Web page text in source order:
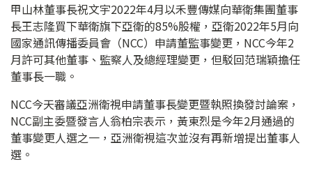
甲山林董事長祝文宇2022年4月以禾豐傳媒向華衛集團董事
長王志隆買下華衛旗下亞衛的85%股權，亞衛2022年5月向
國家通訊傳播委員會（NCC）申請董監事變更，NCC今年2
月許可其他董事、監察人及總經理變更，但駁回范瑞穎擔任
董事長一職。
NCC今天審議亞洲衛視申請董事長變更暨執照換發討論案，
NCC副主委暨發言人翁柏宗表示，黃東烈是今年2月通過的
董事變更人選之一，亞洲衛視這次並沒有再新增提出董事人
選。